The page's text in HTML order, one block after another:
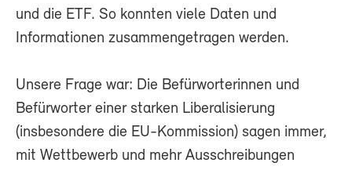
und die ETF. So konnten viele Daten und
Informationen zusammengetragen werden.
Unsere Frage war: Die Befürworterinnen und
Befürworter einer starken Liberalisierung
(insbesondere die EU-Kommission) sagen immer,
mit Wettbewerb und mehr Ausschreibungen